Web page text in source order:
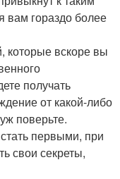
вам гораздо более
которые вскоре вы
получать
от какой-либо
поверьте.
первыми, при
свои секреты,